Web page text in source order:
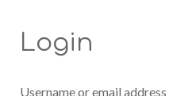
Login
Username or email address